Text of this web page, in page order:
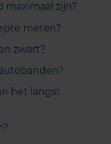
maximaal zijn?
meten?
zwart?
het langst